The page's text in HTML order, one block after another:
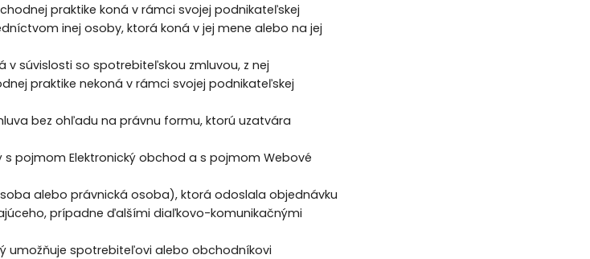
praktike koná v rámci svojej podnikateľskej
inej osoby, ktorá koná v jej mene alebo na jej
súvislosti so spotrebiteľskou zmluvou, z nej
praktike nekoná v rámci svojej podnikateľskej
bez ohľadu na právnu formu, ktorú uzatvára
pojmom Elektronický obchod a s pojmom Webové
alebo právnická osoba), ktorá odoslala objednávku
prípadne ďalšími diaľkovo-komunikačnými
umožňuje spotrebiteľovi alebo obchodníkovi